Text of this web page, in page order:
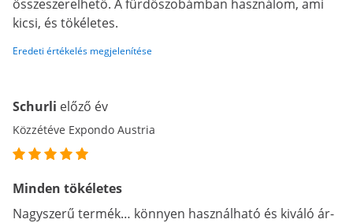
összeszerelhető. A fürdőszobámban használom, ami
kicsi, és tökéletes.
Eredeti értékelés megjelenítése
Schurli előző év
Közzétéve Expondo Austria
Minden tökéletes
Nagyszerű termék… könnyen használható és kiváló ár-